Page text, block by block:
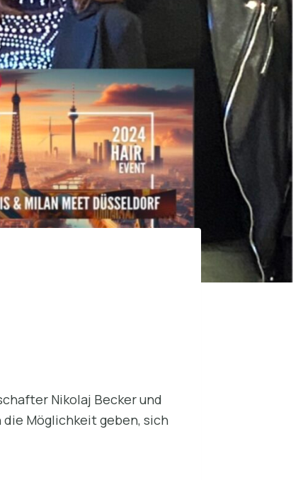
Nikolaj Becker und
Möglichkeit geben, sich